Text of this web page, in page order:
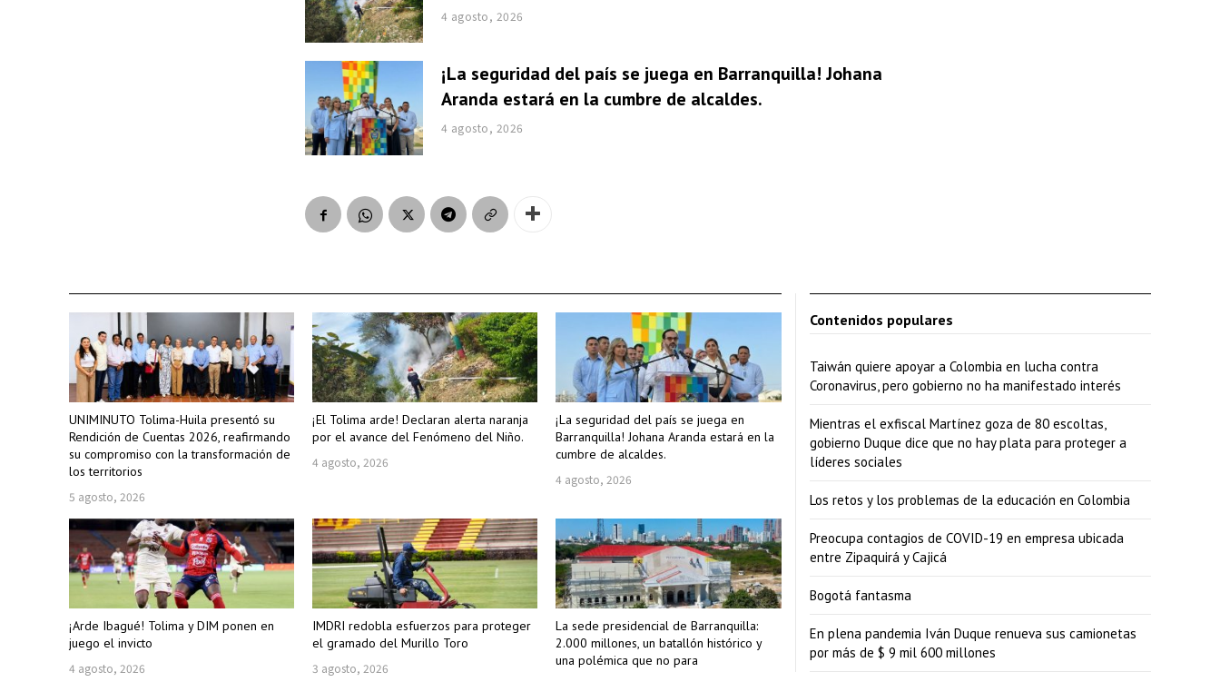
4 agosto, 2026
¡La seguridad del país se juega en Barranquilla! Johana
Aranda estará en la cumbre de alcaldes.
4 agosto, 2026
UNIMINUTO Tolima-Huila presentó su
Rendición de Cuentas 2026, reafirmando
su compromiso con la transformación de
los territorios
5 agosto, 2026
¡El Tolima arde! Declaran alerta naranja
por el avance del Fenómeno del Niño.
4 agosto, 2026
¡La seguridad del país se juega en
Barranquilla! Johana Aranda estará en la
cumbre de alcaldes.
4 agosto, 2026
¡Arde Ibagué! Tolima y DIM ponen en
juego el invicto
4 agosto, 2026
IMDRI redobla esfuerzos para proteger
el gramado del Murillo Toro
3 agosto, 2026
La sede presidencial de Barranquilla:
2.000 millones, un batallón histórico y
una polémica que no para
Contenidos populares
Taiwán quiere apoyar a Colombia en lucha contra
Coronavirus, pero gobierno no ha manifestado interés
Mientras el exfiscal Martínez goza de 80 escoltas,
gobierno Duque dice que no hay plata para proteger a
líderes sociales
Los retos y los problemas de la educación en Colombia
Preocupa contagios de COVID-19 en empresa ubicada
entre Zipaquirá y Cajicá
Bogotá fantasma
En plena pandemia Iván Duque renueva sus camionetas
por más de $ 9 mil 600 millones